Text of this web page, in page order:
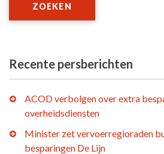
ZOEKEN
Recente persberichten
ACOD verbolgen over extra
overheidsdiensten
Minister zet vervoerregioraden
besparingen De Lijn